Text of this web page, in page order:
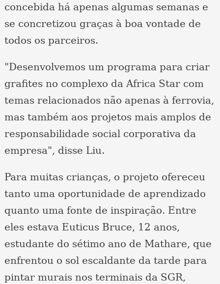
concebida há apenas algumas semanas e
se concretizou graças à boa vontade de
todos os parceiros.
"Desenvolvemos um programa para criar
grafites no complexo da Africa Star com
temas relacionados não apenas à ferrovia,
mas também aos projetos mais amplos de
responsabilidade social corporativa da
empresa", disse Liu.
Para muitas crianças, o projeto ofereceu
tanto uma oportunidade de aprendizado
quanto uma fonte de inspiração. Entre
eles estava Euticus Bruce, 12 anos,
estudante do sétimo ano de Mathare, que
enfrentou o sol escaldante da tarde para
pintar murais nos terminais da SGR,